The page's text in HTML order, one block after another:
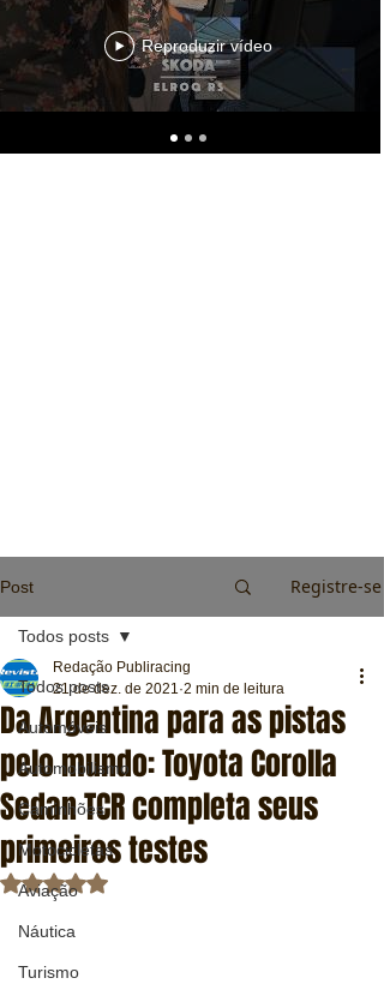
Reproduzir vídeo
Post Registre-se
Todos posts
Automóveis
Automobilismo
Caminhões
Motocicletas
Aviação
Náutica
Turismo
Todos posts
Da Argentina para as pistas
pelo mundo: Toyota Corolla
Sedan TCR completa seus
primeiros testes
Redação Publiracing
21 de dez. de 2021 2 min de leitura
Avaliado com NaN de 5 estrelas.